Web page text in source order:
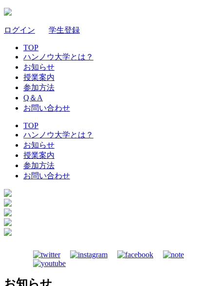
ログイン 学生登録
TOP
ハンノウ大学とは？
お知らせ
授業案内
参加方法
Q＆A
お問い合わせ
TOP
ハンノウ大学とは？
お知らせ
授業案内
参加方法
お問い合わせ